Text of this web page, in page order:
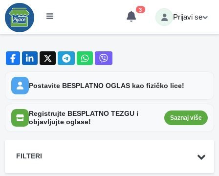
3
Prijavi se
Postavite BESPLATNO OGLAS kao fizičko lice!
Registrujte BESPLATNO TEZGU i
objavljujte oglase!
Saznaj više
FILTERI